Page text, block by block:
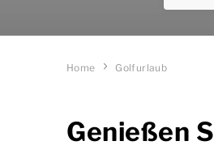
Home Golfurlaub
Genießen